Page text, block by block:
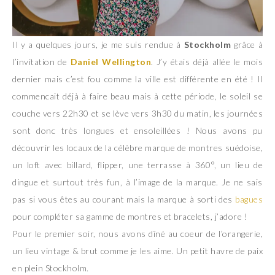
Il y a quelques jours, je me suis rendue à Stockholm grâce à
l’invitation de Daniel Wellington. J’y étais déjà allée le mois
dernier mais c’est fou comme la ville est différente en été ! Il
commencait déjà à faire beau mais à cette période, le soleil se
couche vers 22h30 et se lève vers 3h30 du matin, les journées
sont donc très longues et ensoleillées ! Nous avons pu
découvrir les locaux de la célèbre marque de montres suédoise,
un loft avec billard, flipper, une terrasse à 360°, un lieu de
dingue et surtout très fun, à l’image de la marque. Je ne sais
pas si vous êtes au courant mais la marque à sorti des bagues
pour compléter sa gamme de montres et bracelets, j’adore !
Pour le premier soir, nous avons dîné au coeur de l’orangerie,
un lieu vintage & brut comme je les aime. Un petit havre de paix
en plein Stockholm.